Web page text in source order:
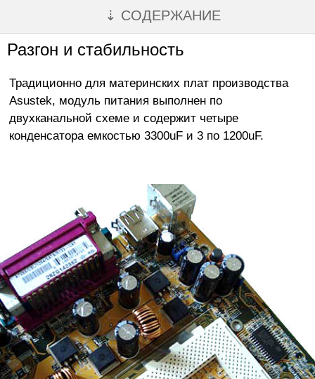
⇣ СОДЕРЖАНИЕ
Разгон и стабильность
Традиционно для материнских плат производства
Asustek, модуль питания выполнен по
двухканальной схеме и содержит четыре
конденсатора емкостью 3300uF и 3 по 1200uF.